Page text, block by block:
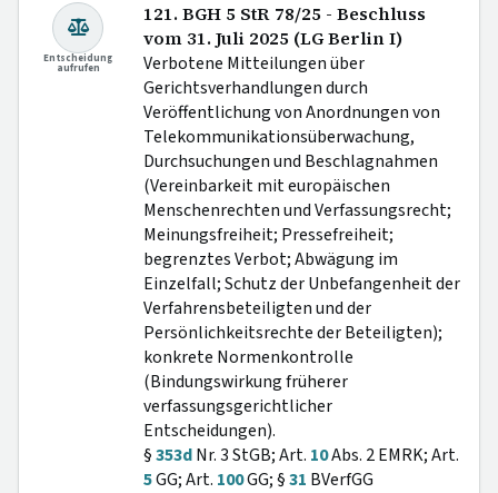
Entscheidung
aufrufen
121. BGH 5 StR 78/25 - Beschluss
vom 31. Juli 2025 (LG Berlin I)
Verbotene Mitteilungen über
Gerichtsverhandlungen durch
Veröffentlichung von Anordnungen von
Telekommunikationsüberwachung,
Durchsuchungen und Beschlagnahmen
(Vereinbarkeit mit europäischen
Menschenrechten und Verfassungsrecht;
Meinungsfreiheit; Pressefreiheit;
begrenztes Verbot; Abwägung im
Einzelfall; Schutz der Unbefangenheit der
Verfahrensbeteiligten und der
Persönlichkeitsrechte der Beteiligten);
konkrete Normenkontrolle
(Bindungswirkung früherer
verfassungsgerichtlicher
Entscheidungen).
§353dNr. 3 StGB; Art. 10Abs. 2 EMRK; Art.
5GG; Art. 100GG; §31 BVerfGG